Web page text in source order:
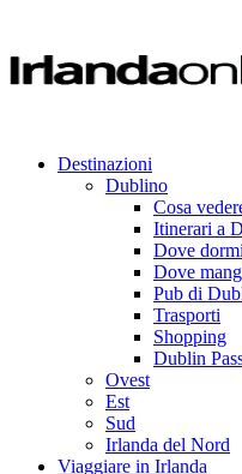
Destinazioni
Dublino
Cosa
Itinerari a
Dove
Dove
Pub di
Trasporti
Shopping
Dublin
Ovest
Est
Sud
Irlanda del Nord
Viaggiare in Irlanda